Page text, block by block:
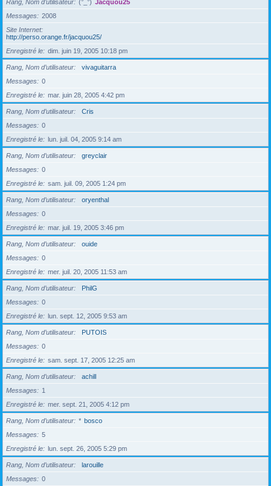
Rang, Nom d’utilisateur (°_°) Jacquou25
Messages
2008
Site Internet
http://perso.orange.fr/jacquou25/
Enregistré le
dim. juin 19, 2005 10:18 pm
Rang, Nom d’utilisateur
vivaguitarra
Messages
0
Enregistré le
mar. juin 28, 2005 4:42 pm
Rang, Nom d’utilisateur
Cris
Messages
0
Enregistré le
lun. juil. 04, 2005 9:14 am
Rang, Nom d’utilisateur
greyclair
Messages
0
Enregistré le
sam. juil. 09, 2005 1:24 pm
Rang, Nom d’utilisateur
oryenthal
Messages
0
Enregistré le
mar. juil. 19, 2005 3:46 pm
Rang, Nom d’utilisateur
ouide
Messages
0
Enregistré le
mer. juil. 20, 2005 11:53 am
Rang, Nom d’utilisateur
PhilG
Messages
0
Enregistré le
lun. sept. 12, 2005 9:53 am
Rang, Nom d’utilisateur
PUTOIS
Messages
0
Enregistré le
sam. sept. 17, 2005 12:25 am
Rang, Nom d’utilisateur
achill
Messages
1
Enregistré le
mer. sept. 21, 2005 4:12 pm
Rang, Nom d’utilisateur * bosco
Messages
5
Enregistré le
lun. sept. 26, 2005 5:29 pm
Rang, Nom d’utilisateur
larouille
Messages
0